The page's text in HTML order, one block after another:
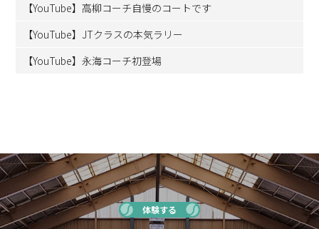
【YouTube】高柳コーチ自慢のコートです
【YouTube】JTクラスの本気ラリー
【YouTube】永海コーチ初登場
体験する